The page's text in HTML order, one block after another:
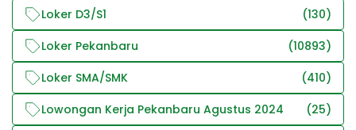
Loker D3/S1
(130)
Loker Pekanbaru
(10893)
Loker SMA/SMK
(410)
Lowongan Kerja Pekanbaru Agustus 2024
(25)